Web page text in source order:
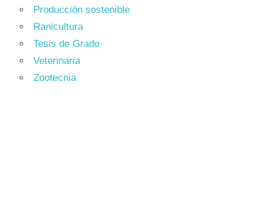
Producción sostenible
Ranicultura
Tesis de Grado
Veterinaria
Zootecnia